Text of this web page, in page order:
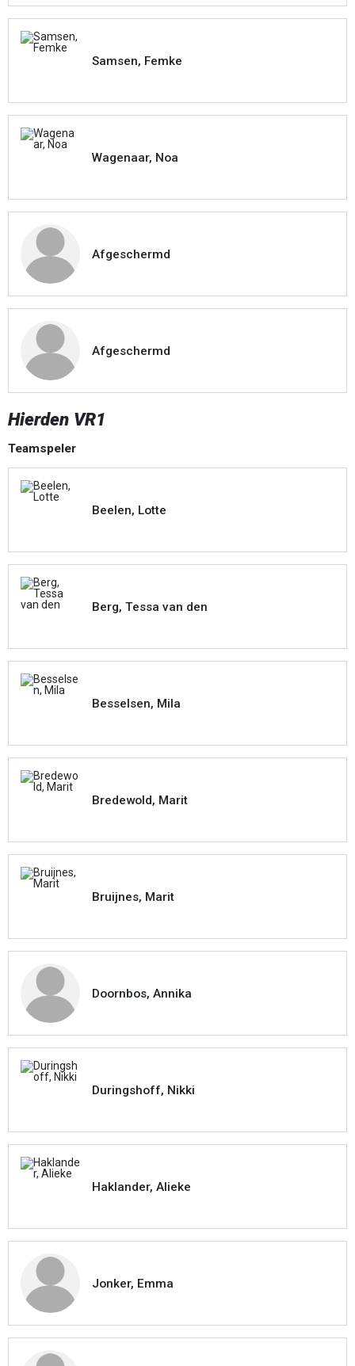
Samsen, Femke
Wagenaar, Noa
Afgeschermd
Afgeschermd
Hierden VR1
Teamspeler
Beelen, Lotte
Berg, Tessa van den
Besselsen, Mila
Bredewold, Marit
Bruijnes, Marit
Doornbos, Annika
Duringshoff, Nikki
Haklander, Alieke
Jonker, Emma